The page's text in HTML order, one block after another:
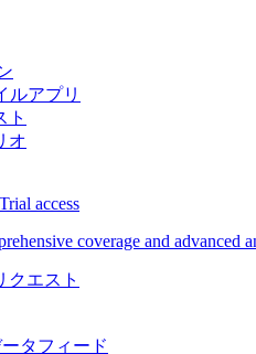
ルアプリ
ト
オ
Trial access
coverage and advanced
クエスト
タフィード